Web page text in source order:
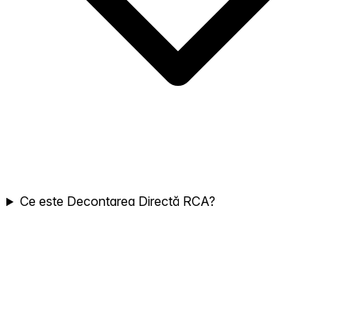
Ce este Decontarea Directă RCA?